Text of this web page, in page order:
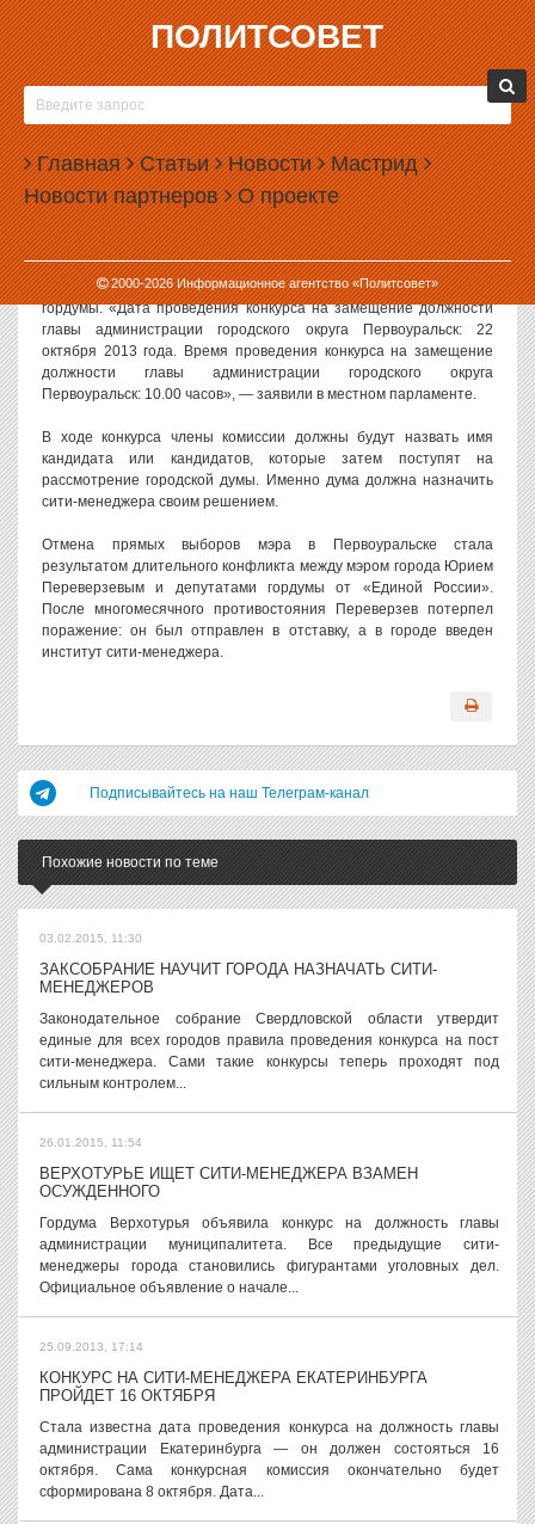
ПОЛИТСОВЕТ
Главная Статьи Новости Мастрид
Новости партнеров О проекте
2000-2026Информационное агентство «Политсовет»
27.09.2013, 14:04
СИТИ-МЕНЕДЖЕРА ПЕРВОУРАЛЬСКА
ВЫБЕРУТ 22 ОКТЯБРЯ
Конкурс на замещение должности главы администрации
Первоуральска назначен на 22 октября. Должность сити-
менеджера была введена в городе этим летом после затяжного
политического кризиса.
О проведении конкурса сообщила пресс-служба первоуральской
гордумы. «Дата проведения конкурса на замещение должности
главы администрации городского округа Первоуральск: 22
октября 2013 года. Время проведения конкурса на замещение
должности главы администрации городского округа
Первоуральск: 10.00 часов», — заявили в местном парламенте.
В ходе конкурса члены комиссии должны будут назвать имя
кандидата или кандидатов, которые затем поступят на
рассмотрение городской думы. Именно дума должна назначить
сити-менеджера своим решением.
Отмена прямых выборов мэра в Первоуральске стала
результатом длительного конфликта между мэром города Юрием
Переверзевым и депутатами гордумы от «Единой России».
После многомесячного противостояния Переверзев потерпел
поражение: он был отправлен в отставку, а в городе введен
институт сити-менеджера.
Подписывайтесь на наш Телеграм-канал
Похожие новости по теме
03.02.2015, 11:30
ЗАКСОБРАНИЕ НАУЧИТ ГОРОДА НАЗНАЧАТЬ СИТИ-
МЕНЕДЖЕРОВ
Законодательное собрание Свердловской области утвердит
единые для всех городов правила проведения конкурса на пост
сити-менеджера. Сами такие конкурсы теперь проходят под
сильным контролем...
26.01.2015, 11:54
ВЕРХОТУРЬЕ ИЩЕТ СИТИ-МЕНЕДЖЕРА ВЗАМЕН
ОСУЖДЕННОГО
Гордума Верхотурья объявила конкурс на должность главы
администрации муниципалитета. Все предыдущие сити-
менеджеры города становились фигурантами уголовных дел.
Официальное объявление о начале...
25.09.2013, 17:14
КОНКУРС НА СИТИ-МЕНЕДЖЕРА ЕКАТЕРИНБУРГА
ПРОЙДЕТ 16 ОКТЯБРЯ
Стала известна дата проведения конкурса на должность главы
администрации Екатеринбурга — он должен состояться 16
октября. Сама конкурсная комиссия окончательно будет
сформирована 8 октября. Дата...